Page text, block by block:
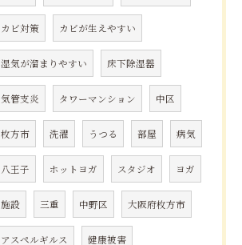
カビ対策 カビが生えやすい
湿気が溜まりやすい 床下除湿器
気管支炎 タワーマンション 中区
枚方市 洗濯 うつる 部屋 病気
八王子 ホットヨガ スタジオ ヨガ
施設 三重 中野区 大阪府枚方市
アスペルギルス 健康被害